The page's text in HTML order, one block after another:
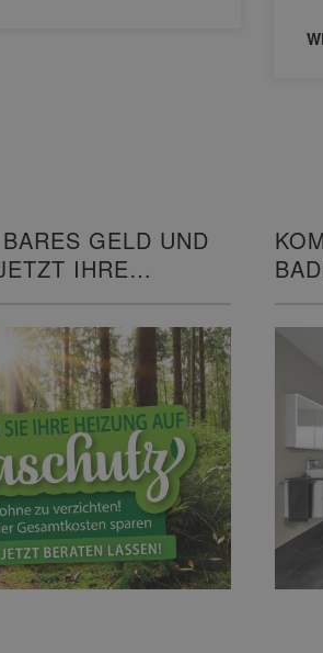
GELD UND
IHRE